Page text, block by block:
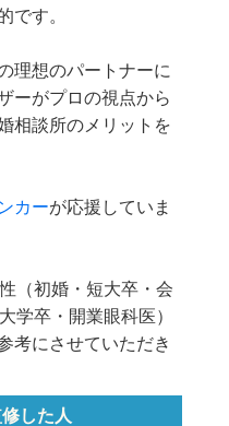
です。
理想のパートナーに
ーがプロの視点から
相談所のメリットを
カーが応援していま
（初婚・短大卒・会
学卒・開業眼科医）
考にさせていただき
した人